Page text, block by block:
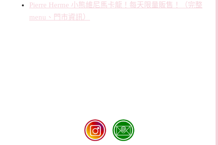
Pierre Herme 小熊維尼馬卡龍！每天限量販售！（完整
menu、門市資訊）